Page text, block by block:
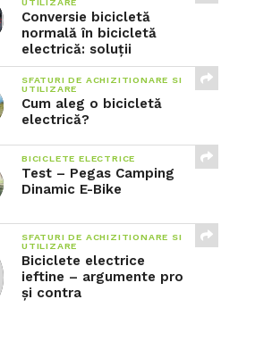
UTILIZARE
Conversie bicicletă
normală în bicicletă
electrică: soluții
SFATURI DE ACHIZITIONARE SI
UTILIZARE
Cum aleg o bicicletă
electrică?
BICICLETE ELECTRICE
Test – Pegas Camping
Dinamic E-Bike
SFATURI DE ACHIZITIONARE SI
UTILIZARE
Biciclete electrice
ieftine – argumente pro
și contra